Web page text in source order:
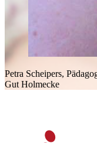
Petra Scheipers,
Gut Holmecke